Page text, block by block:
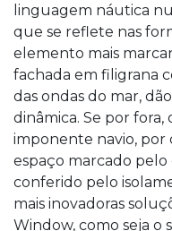
linguagem náutica
que se reflete nas
elemento mais
fachada em filigrana
das ondas do mar,
dinâmica. Se por
imponente navio,
espaço marcado
conferido pelo
mais inovadoras
Window, como seja o